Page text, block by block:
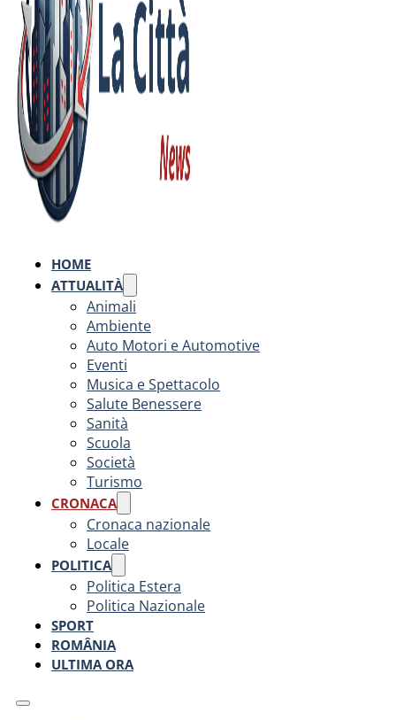
HOME
ATTUALITÀ
Animali
Ambiente
Auto Motori e Automotive
Eventi
Musica e Spettacolo
Salute Benessere
Sanità
Scuola
Società
Turismo
CRONACA
Cronaca nazionale
Locale
POLITICA
Politica Estera
Politica Nazionale
SPORT
ROMÂNIA
ULTIMA ORA